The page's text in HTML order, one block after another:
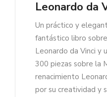
Leonardo da
Un práctico y
fantástico libro
Leonardo da Vinci y
300 piezas sobre la
renacimiento
por su creatividad y